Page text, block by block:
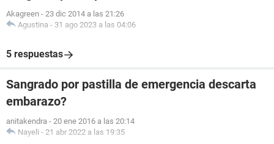
Akagreen - 23 dic 2014 a las 21:26
Agustina - 31 ago 2023 a las 04:06
5 respuestas
Sangrado por pastilla de emergencia descarta
embarazo?
anitakendra - 20 ene 2016 a las 20:14
Nayeli - 21 abr 2022 a las 19:35